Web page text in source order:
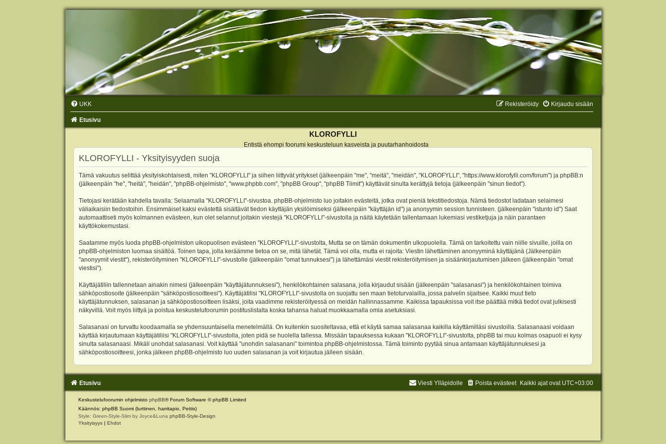
UKK Kirjaudu sisään
Rekisteröidy
Etusivu
KLOROFYLLI
Entistä ehompi foorumi keskusteluun kasveista ja puutarhanhoidosta
KLOROFYLLI - Yksityisyyden suoja
Tämä vakuutus selittää yksityiskohtaisesti, miten "KLOROFYLLI" ja siihen liittyvät yritykset (jälkeenpäin "me", "meitä", "meidän", "KLOROFYLLI", "https://www.klorofylli.com/forum") ja phpBB:n
(jälkeenpäin "he", "heitä", "heidän", "phpBB-ohjelmisto", "www.phpbb.com", "phpBB Group", "phpBB Tiimit") käyttävät sinulta kerättyjä tietoja (jälkeenpäin "sinun tiedot").
Tietojasi kerätään kahdella tavalla: Selaamalla "KLOROFYLLI"-sivustoa. phpBB-ohjelmisto luo joitakin evästeitä, jotka ovat pieniä tekstitiedostoja. Nämä tiedostot ladataan selaimesi
väliaikaisiin tiedostoihin. Ensimmäiset kaksi evästettä sisältävät tiedon käyttäjän yksilöimiseksi (jälkeenpäin "käyttäjän id") ja anonyymin session tunnisteen. (jälkeenpäin "istunto id") Saat
automaattiseti myös kolmannen evästeen, kun olet selannut joitakin viestejä "KLOROFYLLI"-sivustolla ja näitä käytetään tallentamaan lukemiasi vestiketjuja ja näin parantaen
käyttökokemustasi.
Saatamme myös luoda phpBB-ohjelmiston ulkopuolisen evästeen "KLOROFYLLI"-sivustolta, Mutta se on tämän dokumentin ulkopuolella. Tämä on tarkoitettu vain niille sivuille, joilla on
phpBB-ohjelmiston luomaa sisältöä. Toinen tapa, jolla keräämme tietoa on se, mitä lähetät. Tämä voi olla, mutta ei rajoita: Viestin lähettäminen anonyyminä käyttäjänä (Jälkeenpäin
"anonyymit viestit"), rekisteröityminen "KLOROFYLLI"-sivustolle (jälkeenpäin "omat tunnuksesi") ja lähettämäsi viestit rekisteröitymisen ja sisäänkirjautumisen jälkeen (jälkeenpäin "omat
viestisi").
Käyttäjätiliin tallennetaan ainakin nimesi (jälkeenpäin "käyttäjätunnuksesi"), henkilökohtainen salasana, jolla kirjaudut sisään (jälkeenpäin "salasanasi") ja henkilökohtainen toimiva
sähköpostiosoite (jälkeenpäin "sähköpostiosoitteesi"). Käyttäjätilisi "KLOROFYLLI"-sivustolla on suojattu sen maan tietoturvalailla, jossa palvelin sijaitsee. Kaikki muut tieto
käyttäjätunnuksen, salasanan ja sähköpostiosoitteen lisäksi, joita vaadimme rekisteröityessä on meidän hallinnassamme. Kaikissa tapauksissa voit itse päättää mitkä tiedot ovat julkisesti
näkyvillä. Voit myös liittyä ja poistua keskustelufoorumin postituslistalta koska tahansa haluat muokkaamalla omia asetuksiasi.
Salasanasi on turvattu koodaamalla se yhdensuuntaisella menetelmällä. On kuitenkin suositeltavaa, että et käytä samaa salasanaa kaikilla käyttämilläsi sivustoilla. Salasanaasi voidaan
käyttää kirjautumaan käyttäjätiliisi "KLOROFYLLI"-sivustolla, joten pidä se huolella tallessa. Missään tapauksessa kukaan "KLOROFYLLI"-sivustolta, phpBB tai muu kolmas osapuoli ei kysy
sinulta salasanaasi. Mikäli unohdat salasanasi. Voit käyttää "unohdin salasanani" toimintoa phpBB-ohjelmistossa. Tämä toiminto pyytää sinua antamaan käyttäjätunnuksesi ja
sähköpostiosoitteesi, jonka jälkeen phpBB-ohjelmisto luo uuden salasanan ja voit kirjautua jälleen sisään.
Etusivu Kaikki ajat ovat UTC+03:00
Poista evästeet
Viesti Ylläpidolle
Keskustelufoorumin ohjelmisto phpBB® Forum Software © phpBB Limited
Käännös: phpBB Suomi (lurttinen, harritapio, Pettis)
Style: Green-Style-Slim by Joyce&Luna phpBB-Style-Design
Yksityisyys | Ehdot